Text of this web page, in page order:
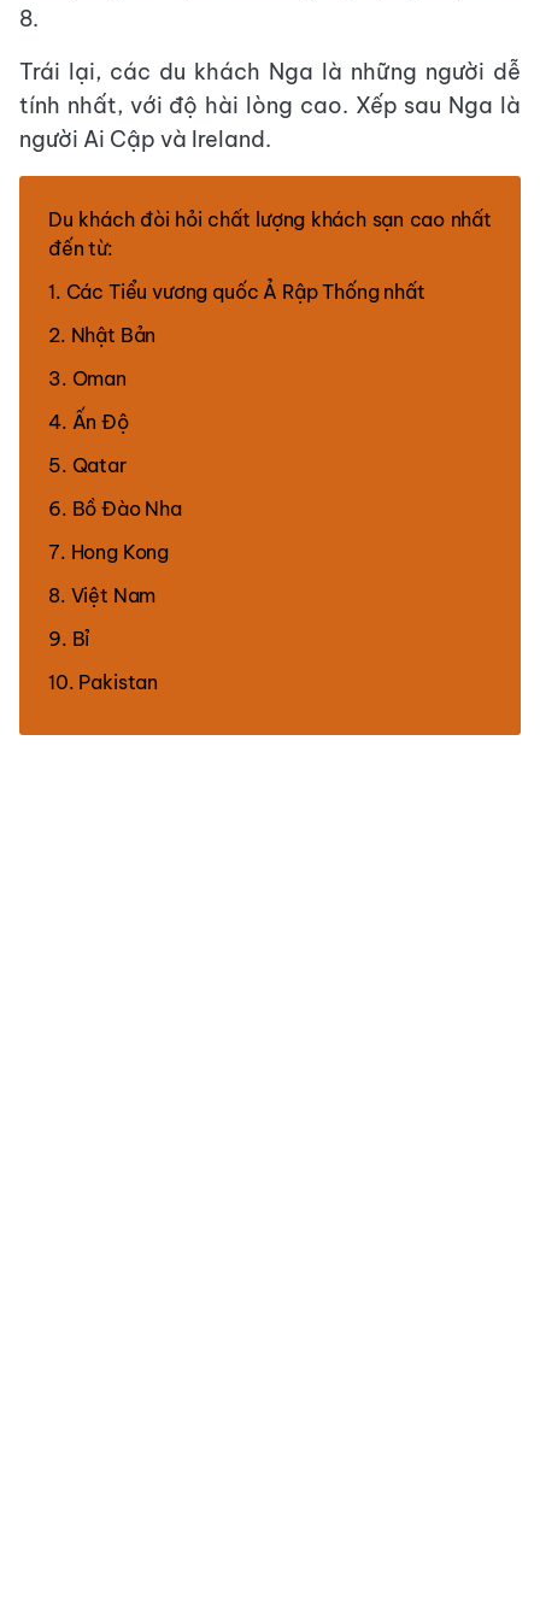
8.
Trái lại, các du khách Nga là những người dễ
tính nhất, với độ hài lòng cao. Xếp sau Nga là
người Ai Cập và Ireland.
Du khách đòi hỏi chất lượng khách sạn cao nhất
đến từ:
1. Các Tiểu vương quốc Ả Rập Thống nhất
2. Nhật Bản
3. Oman
4. Ấn Độ
5. Qatar
6. Bồ Đào Nha
7. Hong Kong
8. Việt Nam
9. Bỉ
10. Pakistan